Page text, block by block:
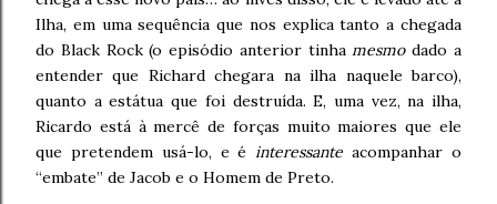
Ilha, em uma sequência que nos explica tanto a chegada
do Black Rock (o episódio anterior tinhamesmodado a
entender que Richard chegara na ilha naquele barco),
quanto a estátua que foi destruída. E, uma vez, na ilha,
Ricardo está à mercê de forças muito maiores que ele
que pretendem usá-lo, e éinteressante acompanhar o
“embate” de Jacob e o Homem de Preto.